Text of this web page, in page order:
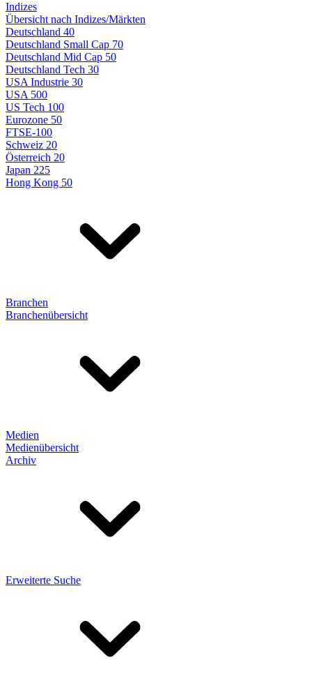
Indizes
Übersicht nach Indizes/Märkten
Deutschland 40
Deutschland Small Cap 70
Deutschland Mid Cap 50
Deutschland Tech 30
USA Industrie 30
USA 500
US Tech 100
Eurozone 50
FTSE-100
Schweiz 20
Österreich 20
Japan 225
Hong Kong 50
Branchen
Branchenübersicht
Medien
Medienübersicht
Archiv
Erweiterte Suche